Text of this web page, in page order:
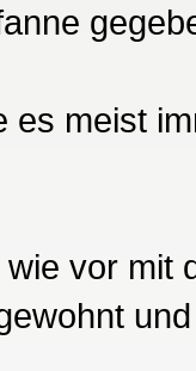
es meist
vor mit